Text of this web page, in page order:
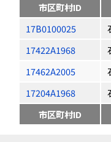
市区町村ID
17B0100025
17422A1968
17462A2005
17204A1968
市区町村ID